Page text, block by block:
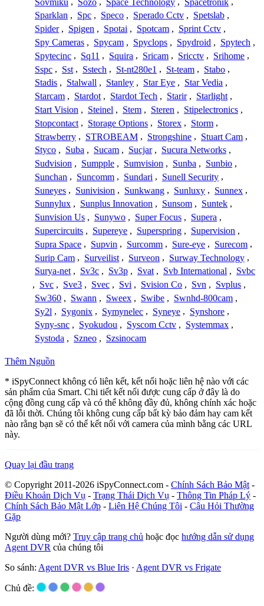
Sparklan , Spc , Speco , Sperado Cctv , Spetslab ,
Spider , Spigen , Spotai , Spotcam , Sprint Cctv ,
Spy Cameras , Spycam , Spyclops , Spydroid , Spytech ,
Spytecinc , Sq11 , Squira , Sricam , Sricctv , Srihome ,
Sspc , Sst , Sstech , St-nt280e1 , St-team , Stabo ,
Stadis , Stalwall , Stanley , Star Eye , Star Vedia ,
Starcam , Stardot , Stardot Tech , Starir , Starlight ,
Start Vision , Steinel , Stem , Steren , Stipelectronics ,
Stopcontact , Storage Options , Storex , Storm ,
Strawberry , STROBEAM , Strongshine , Stuart Cam ,
Styco , Suba , Sucam , Sucjar , Sucura Networks ,
Sudvision , Sumpple , Sumvision , Sunba , Sunbio ,
Sunchan , Suncomm , Sundari , Sunell Security ,
Suneyes , Sunivision , Sunkwang , Sunluxy , Sunnex ,
Sunnylux , Sunplus Innovation , Sunsom , Suntek ,
Sunvision Us , Sunywo , Super Focus , Supera ,
Supercircuits , Supereye , Superspring , Supervision ,
Supra Space , Supvin , Surcomm , Sure-eye , Surecom ,
Surip Cam , Surveilist , Surveon , Surway Technology ,
Surya-net , Sv3c , Sv3p , Svat , Svb International , Svbc
, Svc , Sve3 , Svec , Svi , Svision Co , Svn , Svplus ,
Sw360 , Swann , Sweex , Swibe , Swnhd-800cam ,
Sy2l , Sygonix , Symynelec , Syneye , Synshore ,
Syny-snc , Syokudou , Syscom Cctv , Systemmax ,
Systoda , Szneo , Szsinocam
Thêm Nguồn
* iSpyConnect không có liên kết, kết nối hoặc liên hệ nào với các
sản phẩm của Smart. Chi tiết kết nối được cung cấp ở đây là do
cộng đồng cung cấp và có thể không đầy đủ, không chính xác hoặc
đã lỗi thời. Chúng tôi không cung cấp bất kỳ bảo đảm hay cam kết
nào rằng bạn sẽ có thể kết nối với camera của mình bằng các URL
này.
Quay lại đầu trang
© Copyright 2011-2026 iSpyConnect.com - Chính Sách Bảo Mật -
Điều Khoản Dịch Vụ - Trạng Thái Dịch Vụ - Thông Tin Pháp Lý -
Chính Sách Bảo Mật Lớp - Liên Hệ Chúng Tôi - Câu Hỏi Thường
Gặp
Người dùng mới? Truy cập trang chủ hoặc đọc hướng dẫn sử dụng
Agent DVR của chúng tôi
So sánh: Agent DVR vs Blue Iris · Agent DVR vs Frigate
Chủ đề: